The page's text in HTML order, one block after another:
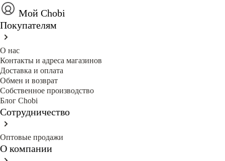
Мой Chobi
Покупателям
О нас
Контакты и адреса магазинов
Доставка и оплата
Обмен и возврат
Собственное производство
Блог Сhobi
Сотрудничество
Оптовые продажи
О компании